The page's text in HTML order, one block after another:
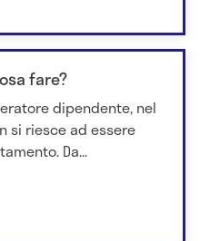
fare?
dipendente, nel
si riesce ad essere
Da...